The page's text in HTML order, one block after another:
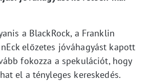
a BlackRock, a Franklin
előzetes jóváhagyást kapott
fokozza a spekulációt, hogy
el a tényleges kereskedés.